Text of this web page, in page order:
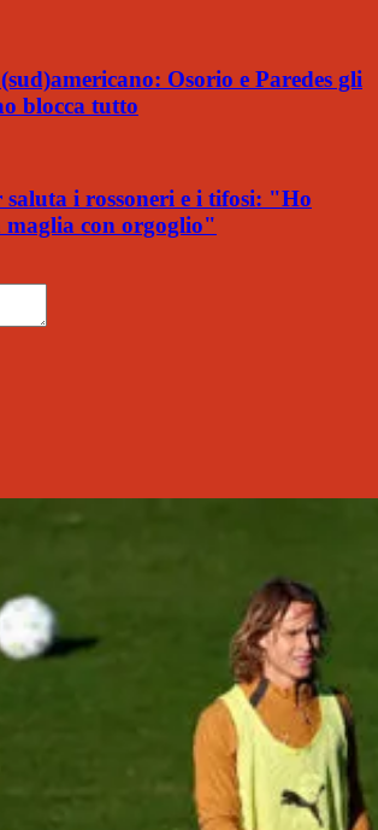
Osorio e Paredes gli
blocca tutto
i rossoneri e i tifosi: "Ho
maglia con orgoglio"